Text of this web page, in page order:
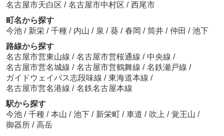
名古屋市天白区 / 名古屋市中村区 / 西尾市
町名から探す
今池 / 新栄 / 千種 / 内山 / 泉 / 葵 / 春岡 / 筒井 / 仲田 / 池下
路線から探す
名古屋市営東山線 / 名古屋市営桜通線 / 中央線 /
名古屋市営名城線 / 名古屋市営鶴舞線 / 名鉄瀬戸線 /
ガイドウェイバス志段味線 / 東海道本線 /
名古屋市営名港線 / 名鉄名古屋本線
駅から探す
今池 / 千種 / 本山 / 池下 / 新栄町 / 車道 / 吹上 / 覚王山 /
御器所 / 高岳